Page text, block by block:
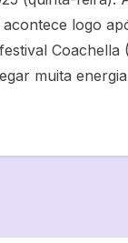
logo
Coachella
muita